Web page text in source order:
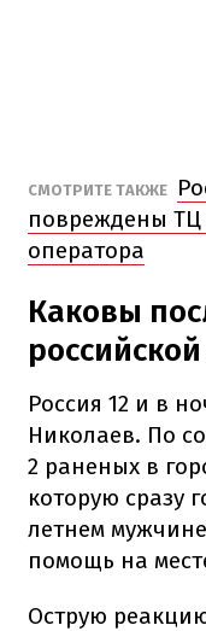
СМОТРИТЕ ТАКЖЕ
повреждены ТЦ
оператора
Каковы
Россия 12 и в
Николаев. По
2 раненых в
которую сразу
летнем
помощь на
Острую